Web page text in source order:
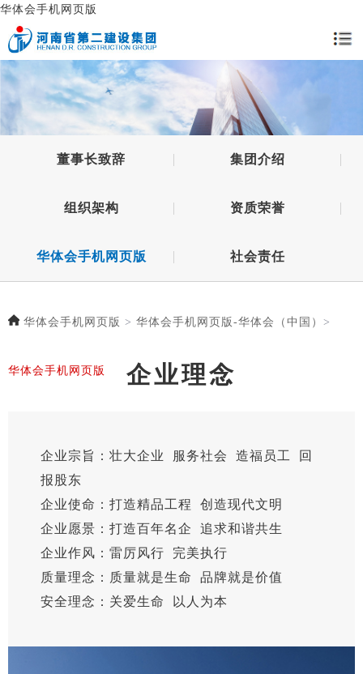
华体会手机网页版
董事长致辞 集团介绍
组织架构 资质荣誉
华体会手机网页版 社会责任
华体会手机网页版 > 华体会手机网页版-华体会（中国） >
华体会手机网页版 企业理念
企业宗旨：壮大企业 服务社会 造福员工 回
报股东
企业使命：打造精品工程 创造现代文明
企业愿景：打造百年名企 追求和谐共生
企业作风：雷厉风行 完美执行
质量理念：质量就是生命 品牌就是价值
安全理念：关爱生命 以人为本